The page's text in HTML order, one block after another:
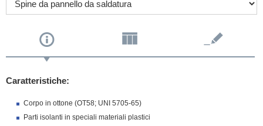
Caratteristiche:
Corpo in ottone (OT58; UNI 5705-65)
Parti isolanti in speciali materiali plastici